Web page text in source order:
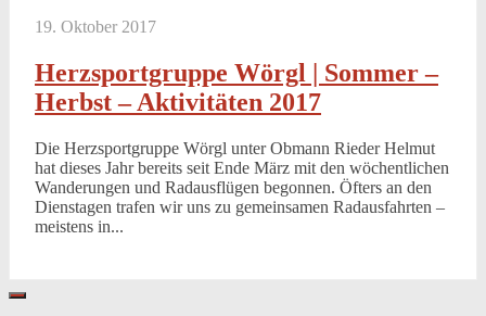
19. Oktober 2017
Herzsportgruppe Wörgl | Sommer –
Herbst – Aktivitäten 2017
Die Herzsportgruppe Wörgl unter Obmann Rieder Helmut
hat dieses Jahr bereits seit Ende März mit den wöchentlichen
Wanderungen und Radausflügen begonnen. Öfters an den
Dienstagen trafen wir uns zu gemeinsamen Radausfahrten –
meistens in...